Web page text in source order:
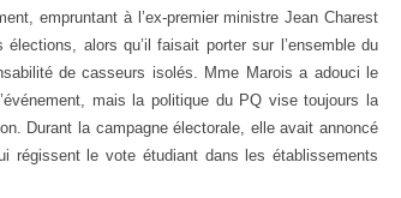
empruntant à l’ex-premier ministre Jean Charest
alors qu’il faisait porter sur l’ensemble du
de casseurs isolés. Mme Marois a adouci le
mais la politique du PQ vise toujours la
Durant la campagne électorale, elle avait annoncé
régissent le vote étudiant dans les établissements